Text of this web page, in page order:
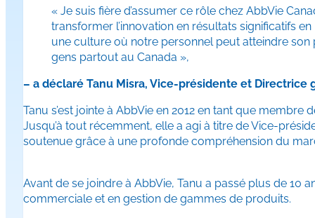
« Je suis fière d’assumer ce rôle chez AbbVie
transformer l’innovation en résultats significatifs
une culture où notre personnel peut atteindre son
gens partout au Canada »,
– a déclaré Tanu Misra, Vice-présidente et Directrice
Tanu s’est jointe à AbbVie en 2012 en tant que
Jusqu’à tout récemment, elle a agi à titre de Vice-
soutenue grâce à une profonde compréhension du
Avant de se joindre à AbbVie, Tanu a passé plus de 10
commerciale et en gestion de gammes de produits.